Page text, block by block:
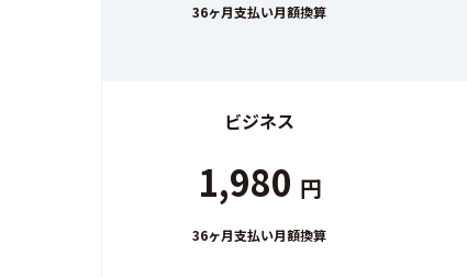
36ヶ月支払い月額換算
ビジネス
1,980 円
36ヶ月支払い月額換算